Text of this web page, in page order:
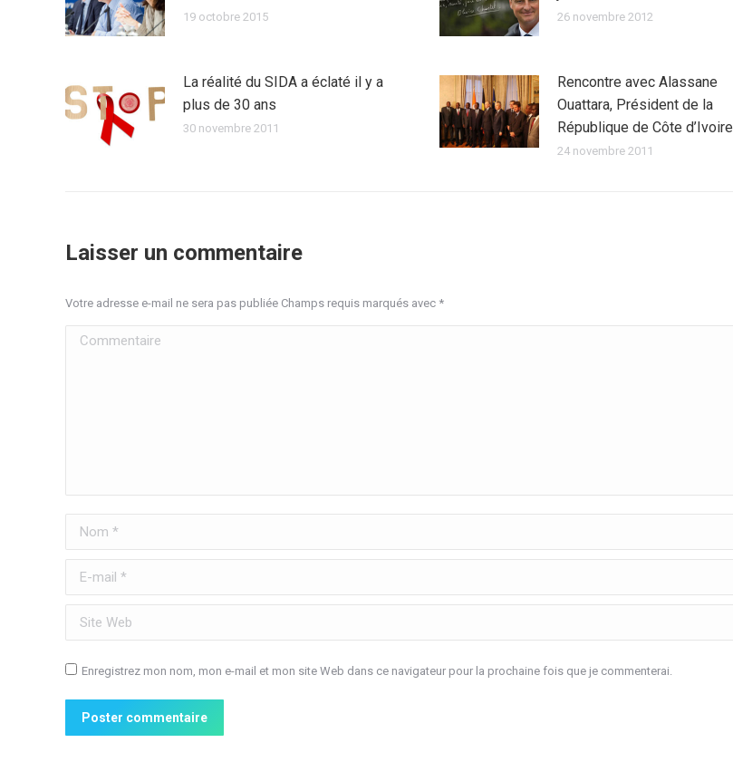
19 octobre 2015 26 novembre 2012
La réalité du SIDA a éclaté il y a
plus de 30 ans
30 novembre 2011
Rencontre avec Alassane
Ouattara, Président de la
République de Côte d’Ivoire
24 novembre 2011
Laisser un commentaire
Votre adresse e-mail ne sera pas publiée Champs requis marqués avec *
Commentaire
Nom *
E-mail *
Site Web
Enregistrez mon nom, mon e-mail et mon site Web dans ce navigateur pour la prochaine fois que je commenterai.
Poster commentaire